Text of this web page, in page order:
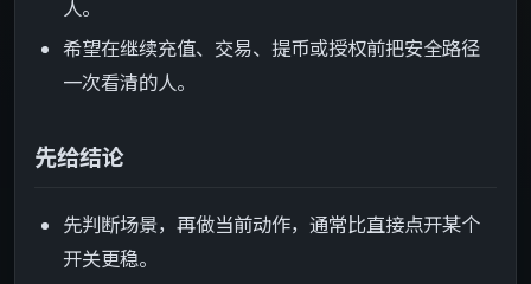
人。
希望在继续充值、交易、提币或授权前把安全路径
一次看清的人。
先给结论
先判断场景，再做当前动作，通常比直接点开某个
开关更稳。